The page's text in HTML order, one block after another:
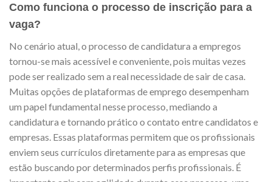
Como funciona o processo de inscrição para a
vaga?
No cenário atual, o processo de candidatura a empregos
tornou-se mais acessível e conveniente, pois muitas vezes
pode ser realizado sem a real necessidade de sair de casa.
Muitas opções de plataformas de emprego desempenham
um papel fundamental nesse processo, mediando a
candidatura e tornando prático o contato entre candidatos e
empresas. Essas plataformas permitem que os profissionais
enviem seus currículos diretamente para as empresas que
estão buscando por determinados perfis profissionais. É